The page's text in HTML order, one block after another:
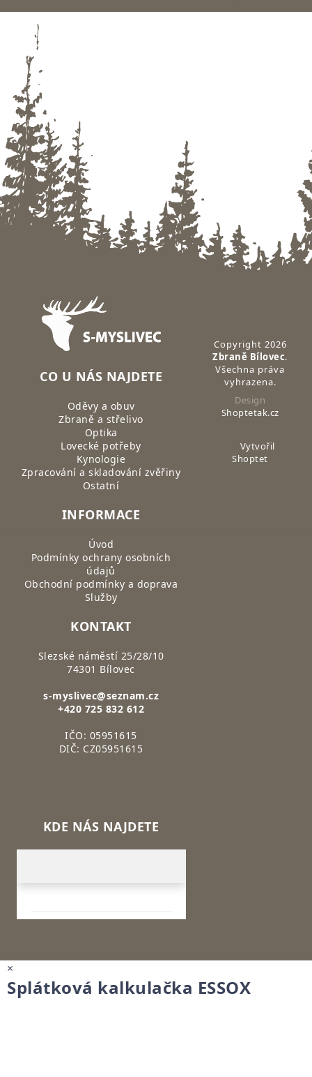
Zápatí
CO U NÁS NAJDETE
Oděvy a obuv
Zbraně a střelivo
Optika
Lovecké potřeby
Kynologie
Zpracování a skladování zvěřiny
Ostatní
INFORMACE
Úvod
Podmínky ochrany osobních
údajů
Obchodní podmínky a doprava
Služby
KONTAKT
Slezské náměstí 25/28/10
74301 Bílovec
s-myslivec@seznam.cz
+420 725 832 612
IČO: 05951615
DIČ: CZ05951615
KDE NÁS NAJDETE
Copyright 2026
Zbraně Bílovec.
Všechna práva
vyhrazena.
Design
Shoptetak.cz
Vytvořil
Shoptet
×
Splátková kalkulačka ESSOX